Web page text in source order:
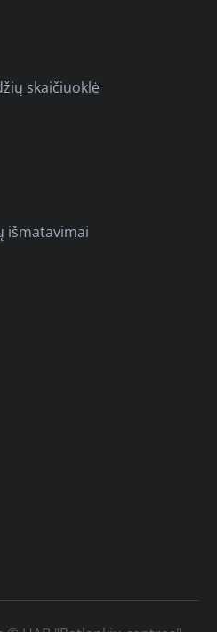
skaičiuoklė
išmatavimai